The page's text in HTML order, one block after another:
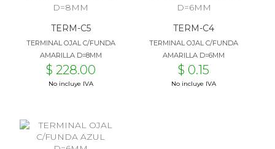
TERM-C5
TERMINAL OJAL C/FUNDA
AMARILLA D=8MM
$ 228.00
No incluye IVA
TERM-C4
TERMINAL OJAL C/FUNDA
AMARILLA D=6MM
$ 0.15
No incluye IVA